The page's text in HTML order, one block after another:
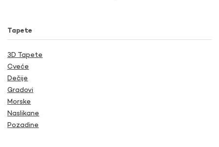
Tapete
3D Tapete
Cveće
Dečije
Gradovi
Morske
Naslikane
Pozadine